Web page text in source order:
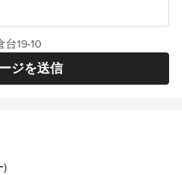
ジを送信
19-10
)